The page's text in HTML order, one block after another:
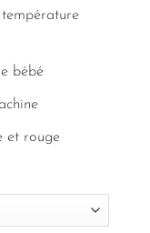
bébé
et rouge